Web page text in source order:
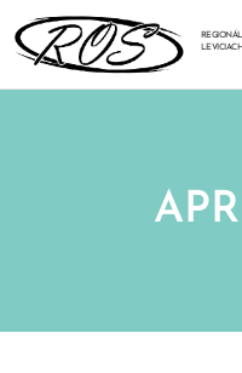
LEVICIACH